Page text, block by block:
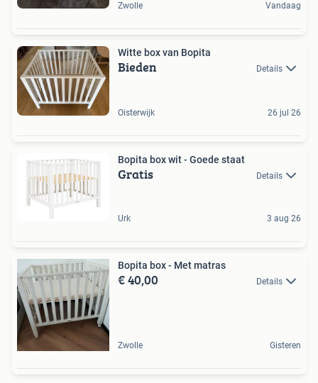
Zwolle Vandaag
Witte box van Bopita
Bieden Details
Oisterwijk 26 jul 26
Bopita box wit - Goede staat
Gratis Details
Urk 3 aug 26
Bopita box - Met matras
€ 40,00 Details
Zwolle Gisteren